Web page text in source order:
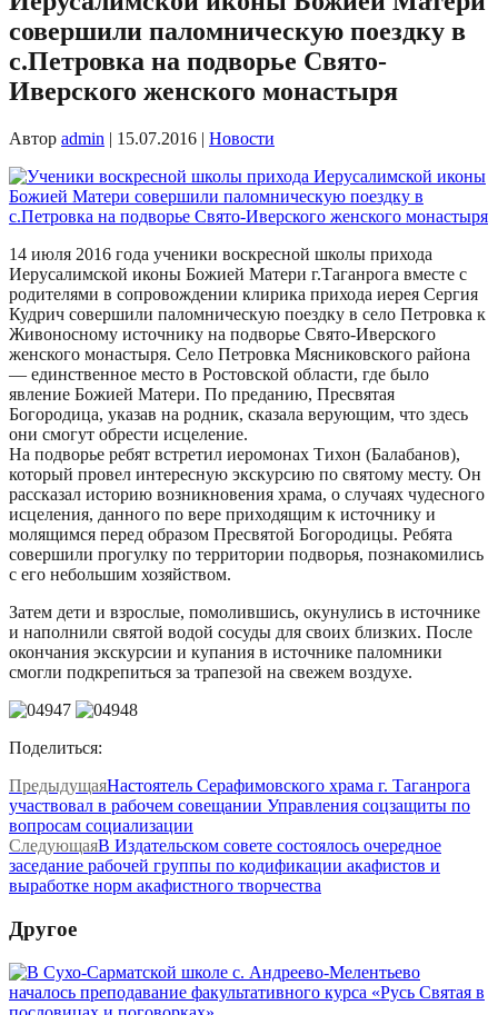
совершили паломническую поездку в
с.Петровка на подворье Свято-
Иверского женского монастыря
Автор admin | 15.07.2016 | Новости
14 июля 2016 года ученики воскресной школы прихода
Иерусалимской иконы Божией Матери г.Таганрога вместе с
родителями в сопровождении клирика прихода иерея Сергия
Кудрич совершили паломническую поездку в село Петровка к
Живоносному источнику на подворье Свято-Иверского
женского монастыря. Село Петровка Мясниковского района
— единственное место в Ростовской области, где было
явление Божией Матери. По преданию, Пресвятая
Богородица, указав на родник, сказала верующим, что здесь
они смогут обрести исцеление.
На подворье ребят встретил иеромонах Тихон (Балабанов),
который провел интересную экскурсию по святому месту. Он
рассказал историю возникновения храма, о случаях чудесного
исцеления, данного по вере приходящим к источнику и
молящимся перед образом Пресвятой Богородицы. Ребята
совершили прогулку по территории подворья, познакомились
с его небольшим хозяйством.
Затем дети и взрослые, помолившись, окунулись в источнике
и наполнили святой водой сосуды для своих близких. После
окончания экскурсии и купания в источнике паломники
смогли подкрепиться за трапезой на свежем воздухе.
Поделиться:
ПредыдущаяНастоятель Серафимовского храма г. Таганрога
участвовал в рабочем совещании Управления соцзащиты по
вопросам социализации
СледующаяВ Издательском совете состоялось очередное
заседание рабочей группы по кодификации акафистов и
выработке норм акафистного творчества
Другое